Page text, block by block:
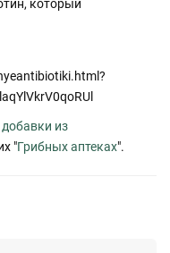
который
из
"Грибных аптеках".